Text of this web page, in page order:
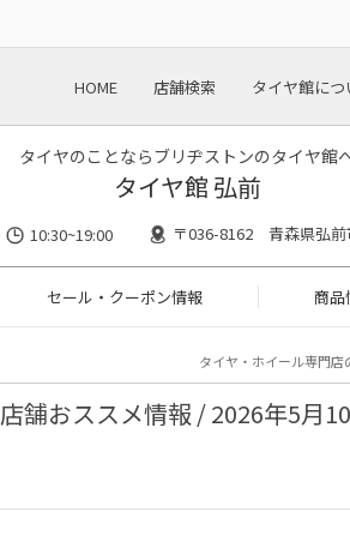
HOME 店舗検索 タイヤ館につ
タイヤのことならブリヂストンのタイヤ館
タイヤ館 弘前
10:30~19:00 〒036-8162 青森県弘前
セール・クーポン情報 商品
タイヤ・ホイール専門店
店舗おススメ情報 / 2026年5月